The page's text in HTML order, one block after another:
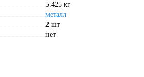
5.425 кг
металл
2 шт
нет